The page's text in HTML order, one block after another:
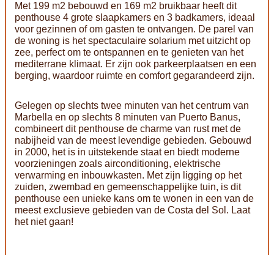
Met 199 m2 bebouwd en 169 m2 bruikbaar heeft dit
penthouse 4 grote slaapkamers en 3 badkamers, ideaal
voor gezinnen of om gasten te ontvangen. De parel van
de woning is het spectaculaire solarium met uitzicht op
zee, perfect om te ontspannen en te genieten van het
mediterrane klimaat. Er zijn ook parkeerplaatsen en een
berging, waardoor ruimte en comfort gegarandeerd zijn.
Gelegen op slechts twee minuten van het centrum van
Marbella en op slechts 8 minuten van Puerto Banus,
combineert dit penthouse de charme van rust met de
nabijheid van de meest levendige gebieden. Gebouwd
in 2000, het is in uitstekende staat en biedt moderne
voorzieningen zoals airconditioning, elektrische
verwarming en inbouwkasten. Met zijn ligging op het
zuiden, zwembad en gemeenschappelijke tuin, is dit
penthouse een unieke kans om te wonen in een van de
meest exclusieve gebieden van de Costa del Sol. Laat
het niet gaan!